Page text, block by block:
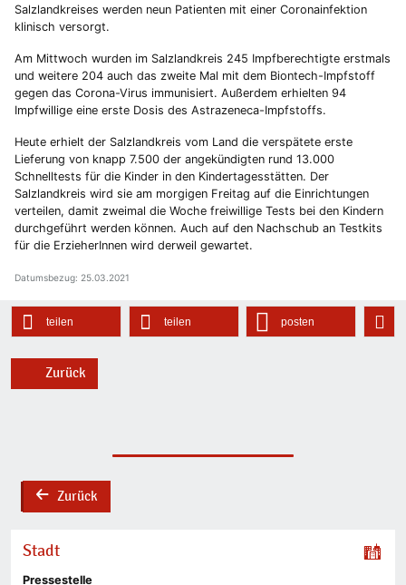
Salzlandkreises werden neun Patienten mit einer Coronainfektion
klinisch versorgt.
Am Mittwoch wurden im Salzlandkreis 245 Impfberechtigte erstmals
und weitere 204 auch das zweite Mal mit dem Biontech-Impfstoff
gegen das Corona-Virus immunisiert. Außerdem erhielten 94
Impfwillige eine erste Dosis des Astrazeneca-Impfstoffs.
Heute erhielt der Salzlandkreis vom Land die verspätete erste
Lieferung von knapp 7.500 der angekündigten rund 13.000
Schnelltests für die Kinder in den Kindertagesstätten. Der
Salzlandkreis wird sie am morgigen Freitag auf die Einrichtungen
verteilen, damit zweimal die Woche freiwillige Tests bei den Kindern
durchgeführt werden können. Auch auf den Nachschub an Testkits
für die ErzieherInnen wird derweil gewartet.
Datumsbezug: 25.03.2021
teilen teilen posten
Zurück
backZurück
Stadt
Pressestelle